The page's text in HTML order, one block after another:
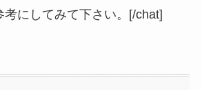
考にしてみて下さい。[/chat]